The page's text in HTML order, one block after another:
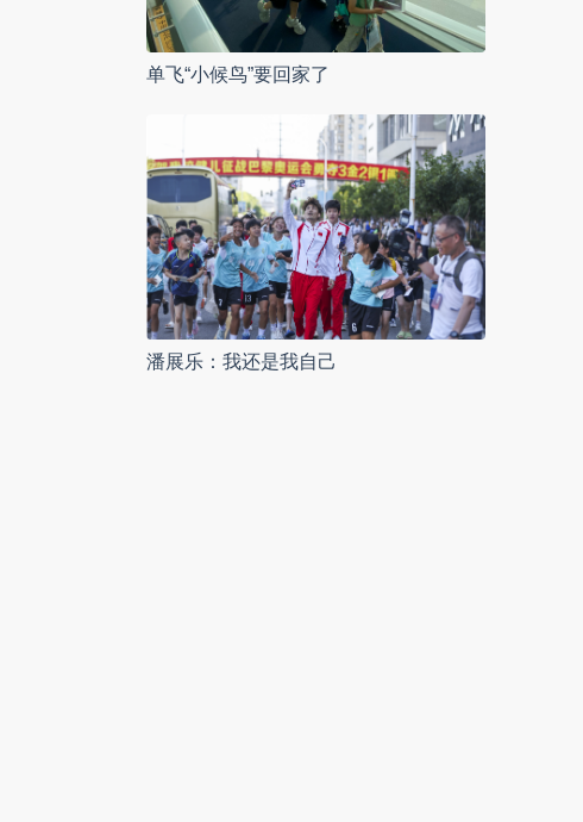
单飞“小候鸟”要回家了
潘展乐：我还是我自己